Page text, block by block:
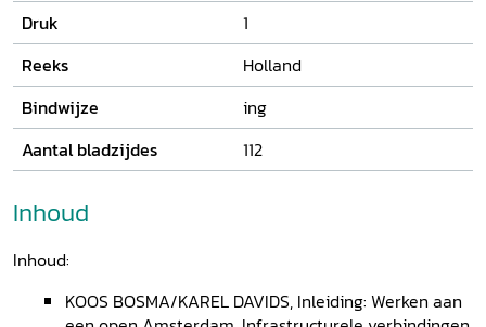
Druk
1
Reeks
Holland
Bindwijze
ing
Aantal bladzijdes
112
Inhoud
Inhoud:
KOOS BOSMA/KAREL DAVIDS, Inleiding: Werken aan